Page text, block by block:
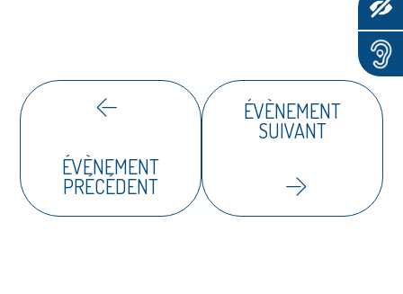
ÉVÈNEMENT
PRÉCÉDENT
ÉVÈNEMENT
SUIVANT